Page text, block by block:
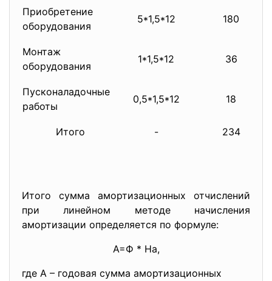
Приобретение
оборудования
5*1,5*12 180
Монтаж
оборудования
1*1,5*12 36
Пусконаладочные
работы
0,5*1,5*12 18
Итого - 234
Итого сумма амортизационных отчислений
при линейном методе начисления
амортизации определяется по формуле:
А=Ф * На,
где А – годовая сумма амортизационных